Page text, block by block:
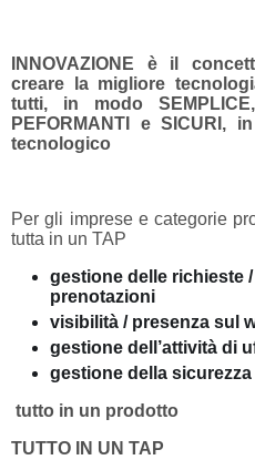
INNOVAZIONE è il
creare la migliore
tutti, in modo
PEFORMANTI e SICURI,
tecnologico
Per gli imprese e categorie
tutta in un TAP
gestione delle richieste
prenotazioni
visibilità / presenza sul
gestione dell’attività di
gestione della
tutto in un prodotto
TUTTO IN UN TAP